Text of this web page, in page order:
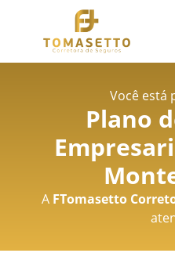
Você está
Plano
A FTomasetto